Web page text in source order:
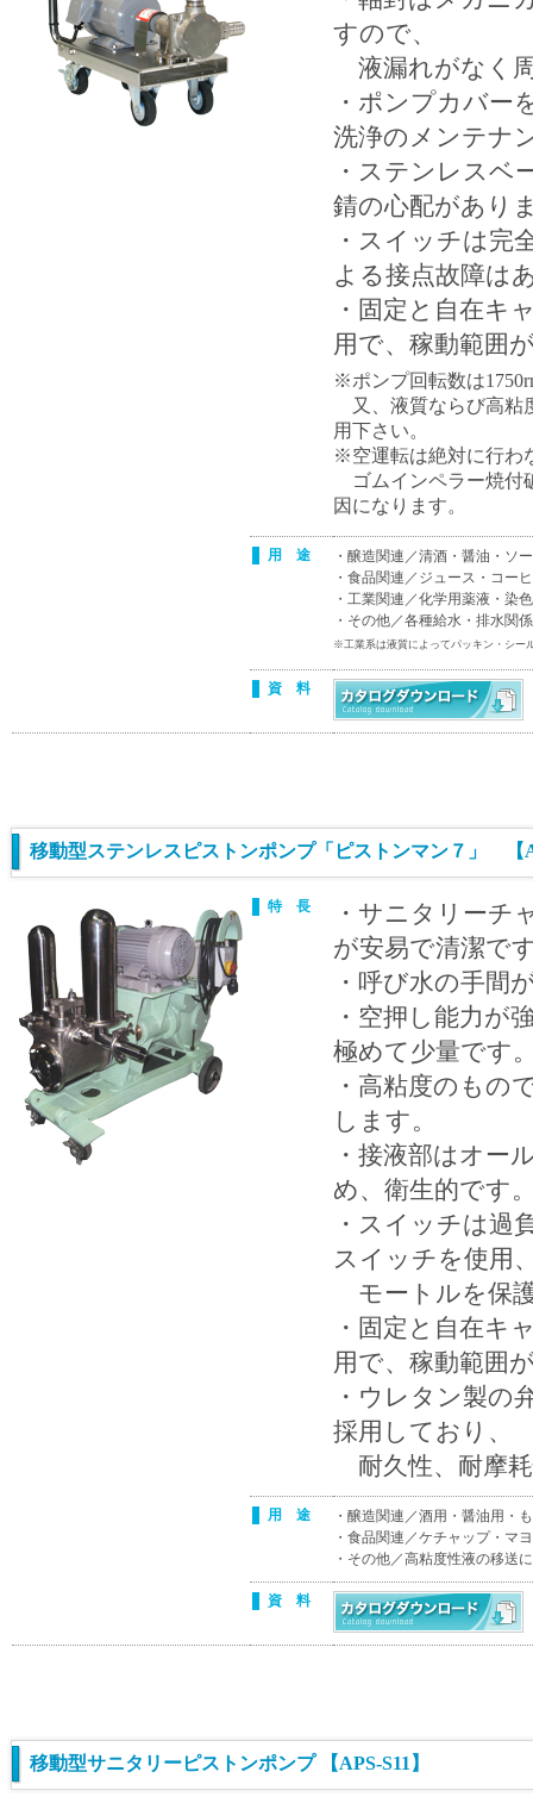
すので、
液漏れがなく
・ポンプカバー
洗浄のメンテナ
・ステンレスベ
錆の心配があり
・スイッチは完
よる接点故障は
・固定と自在キ
用で、稼動範囲
※ポンプ回転数は
又、液質ならび高粘
用下さい。
※空運転は絶対に行わ
ゴムインペラー焼付
因になります。
用 途
・醸造関連／清酒・醤油・ソ
・食品関連／ジュース・コー
・工業関連／化学用薬液・染
・その他／各種給水・排水関
※工業系は液質によってパッキン・シー
資 料
移動型ステンレスピストンポンプ「ピストンマン７」 【
特 長
・サニタリーチ
が安易で清潔で
・呼び水の手間
・空押し能力が
極めて少量です
・高粘度のもの
します。
・接液部はオー
め、衛生的です
・スイッチは過
スイッチを使用
モートルを保
・固定と自在キ
用で、稼動範囲
・ウレタン製の
採用しており、
耐久性、耐摩
用 途
・醸造関連／酒用・醤油用・
・食品関連／ケチャップ・マ
・その他／高粘度性液の移送
資 料
移動型サニタリーピストンポンプ 【APS-S11】